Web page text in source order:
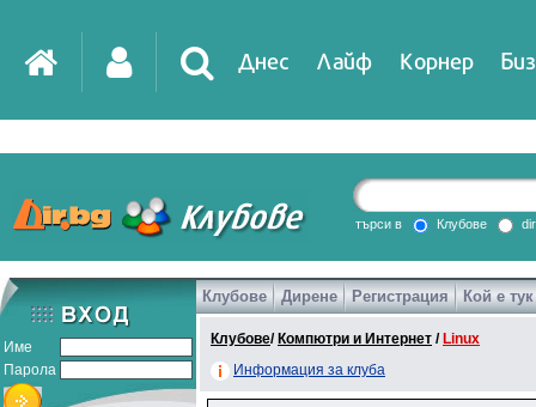
Днес Лайф Корнер
DirTV Impressio
Games
търси в Клубове
Име
Парола
Клубове Дирене Регистрация Кой е тук
Клубове/ Компютри и Интернет / Linux
Информация за клуба